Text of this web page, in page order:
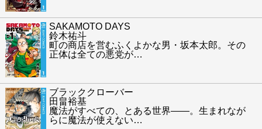
SAKAMOTO DAYS
鈴木祐斗
町の商店を営むふくよかな男・坂本太郎。その
正体は全ての悪党が…
ブラッククローバー
田畠裕基
魔法がすべての、とある世界――。生まれなが
らに魔法が使えない…